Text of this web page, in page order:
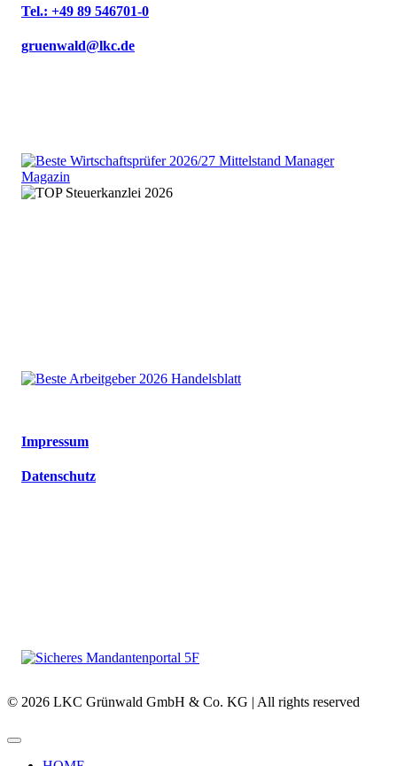
Tel.: +49 89 546701-0
gruenwald@lkc.de
Impressum
Datenschutz
© 2026 LKC Grünwald GmbH & Co. KG | All rights reserved